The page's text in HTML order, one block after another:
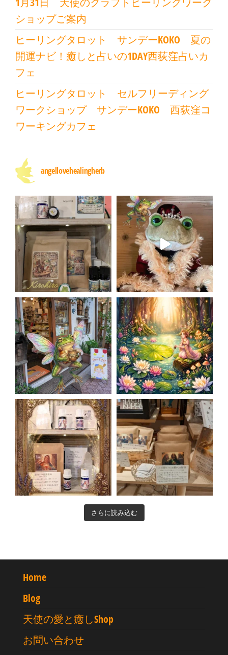
ショップご案内
ヒーリングタロット サンデーKOKO 夏の
開運ナビ！癒しと占いの1DAY西荻窪占いカ
フェ
ヒーリングタロット セルフリーディング
ワークショップ サンデーKOKO 西荻窪コ
ワーキングカフェ
angellovehealingherb
さらに読み込む
Home
Blog
天使の愛と癒しShop
お問い合わせ